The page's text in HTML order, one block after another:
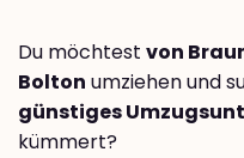
Du möchtest von
Bolton umziehen und
günstiges
kümmert?